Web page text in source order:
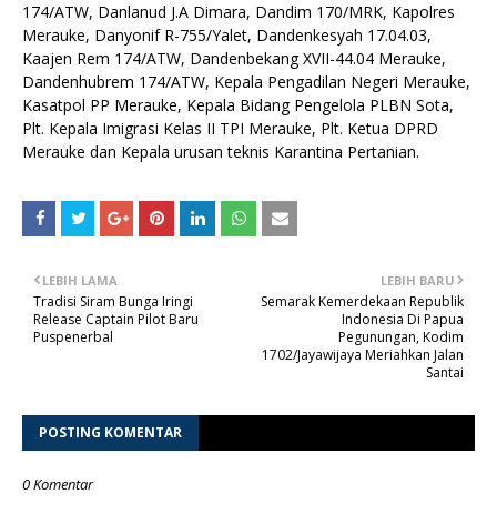
174/ATW, Danlanud J.A Dimara, Dandim 170/MRK, Kapolres
Merauke, Danyonif R-755/Yalet, Dandenkesyah 17.04.03,
Kaajen Rem 174/ATW, Dandenbekang XVII-44.04 Merauke,
Dandenhubrem 174/ATW, Kepala Pengadilan Negeri Merauke,
Kasatpol PP Merauke, Kepala Bidang Pengelola PLBN Sota,
Plt. Kepala Imigrasi Kelas II TPI Merauke, Plt. Ketua DPRD
Merauke dan Kepala urusan teknis Karantina Pertanian.
LEBIH BARU
Semarak Kemerdekaan Republik
Indonesia Di Papua
Pegunungan, Kodim
1702/Jayawijaya Meriahkan Jalan
Santai
LEBIH LAMA
Tradisi Siram Bunga Iringi
Release Captain Pilot Baru
Puspenerbal
POSTING KOMENTAR
0 Komentar